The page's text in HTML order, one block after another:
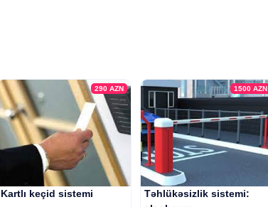
290 AZN
Kartlı keçid sistemi
1500 AZN
Təhlükəsizlik sistemi: